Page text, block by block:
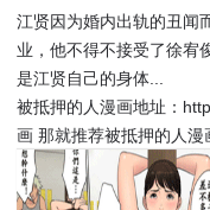
江贤因为婚内出轨的丑闻
业，他不得不接受了徐宥
是江贤自己的身体...
被抵押的人漫画地址：
画 那就推荐被抵押的人漫